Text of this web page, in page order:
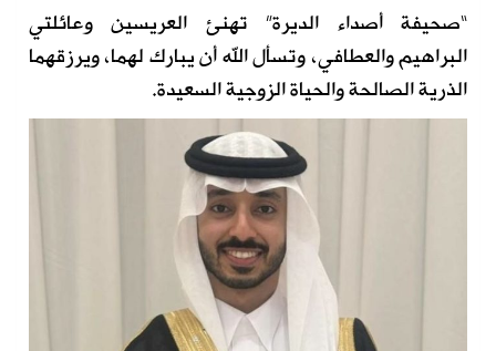
“صحيفة أصداء الديرة” تهنئ العريسين وعائلتي
البراهيم والعطافي، وتسأل الله أن يبارك لهما، ويرزقهما
الذرية الصالحة والحياة الزوجية السعيدة.